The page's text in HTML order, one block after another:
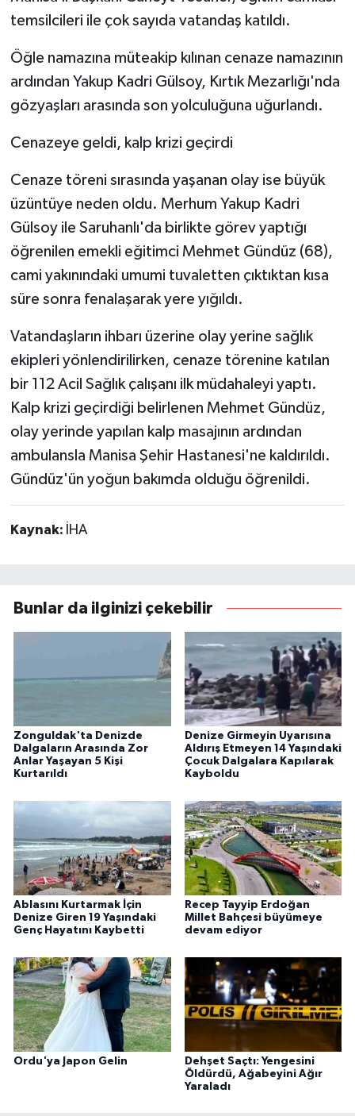
temsilcileri ile çok sayıda vatandaş katıldı.
Öğle namazına müteakip kılınan cenaze namazının
ardından Yakup Kadri Gülsoy, Kırtık Mezarlığı'nda
gözyaşları arasında son yolculuğuna uğurlandı.
Cenazeye geldi, kalp krizi geçirdi
Cenaze töreni sırasında yaşanan olay ise büyük
üzüntüye neden oldu. Merhum Yakup Kadri
Gülsoy ile Saruhanlı'da birlikte görev yaptığı
öğrenilen emekli eğitimci Mehmet Gündüz (68),
cami yakınındaki umumi tuvaletten çıktıktan kısa
süre sonra fenalaşarak yere yığıldı.
Vatandaşların ihbarı üzerine olay yerine sağlık
ekipleri yönlendirilirken, cenaze törenine katılan
bir 112 Acil Sağlık çalışanı ilk müdahaleyi yaptı.
Kalp krizi geçirdiği belirlenen Mehmet Gündüz,
olay yerinde yapılan kalp masajının ardından
ambulansla Manisa Şehir Hastanesi'ne kaldırıldı.
Gündüz'ün yoğun bakımda olduğu öğrenildi.
Kaynak: İHA
Bunlar da ilginizi çekebilir
Zonguldak'ta Denizde
Dalgaların Arasında Zor
Anlar Yaşayan 5 Kişi
Kurtarıldı
Denize Girmeyin Uyarısına
Aldırış Etmeyen 14 Yaşındaki
Çocuk Dalgalara Kapılarak
Kayboldu
Ablasını Kurtarmak İçin
Denize Giren 19 Yaşındaki
Genç Hayatını Kaybetti
Recep Tayyip Erdoğan
Millet Bahçesi büyümeye
devam ediyor
Ordu'ya Japon Gelin
Dehşet Saçtı: Yengesini
Öldürdü, Ağabeyini Ağır
Yaraladı